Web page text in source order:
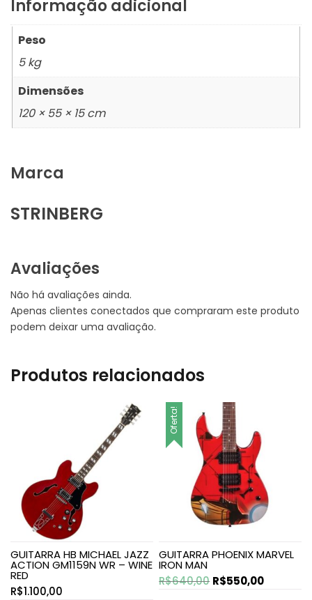
Informação adicional
Peso
5 kg
Dimensões
120 × 55 × 15 cm
Marca
STRINBERG
Avaliações
Não há avaliações ainda.
Apenas clientes conectados que compraram este produto
podem deixar uma avaliação.
Produtos relacionados
GUITARRA HB MICHAEL JAZZ
ACTION GM1159N WR – WINE
RED
R$1.100,00
Oferta!
GUITARRA PHOENIX MARVEL
IRON MAN
R$640,00 O
R$550,00O